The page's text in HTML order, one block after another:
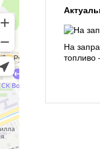
На
топливо